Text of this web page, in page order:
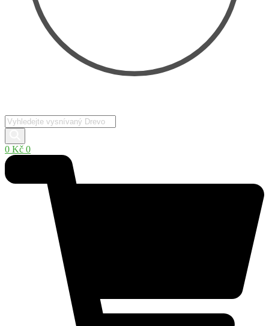
Products
search
0 Kč 0